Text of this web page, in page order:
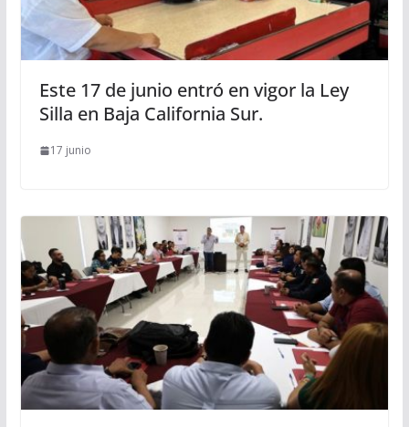
Este 17 de junio entró en vigor la Ley
Silla en Baja California Sur.
17 junio